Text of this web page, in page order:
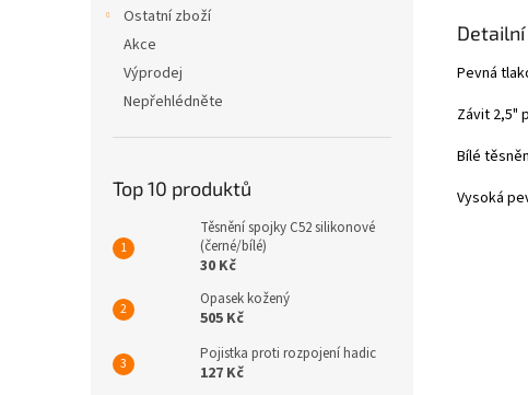
Ostatní zboží
Akce
Výprodej
Nepřehlédněte
Top 10 produktů
Těsnění spojky C52 silikonové
(černé/bílé)
30 Kč
Opasek kožený
505 Kč
Pojistka proti rozpojení hadic
127 Kč
Pevná
Závit 2,5"
Bílé
Vysoká